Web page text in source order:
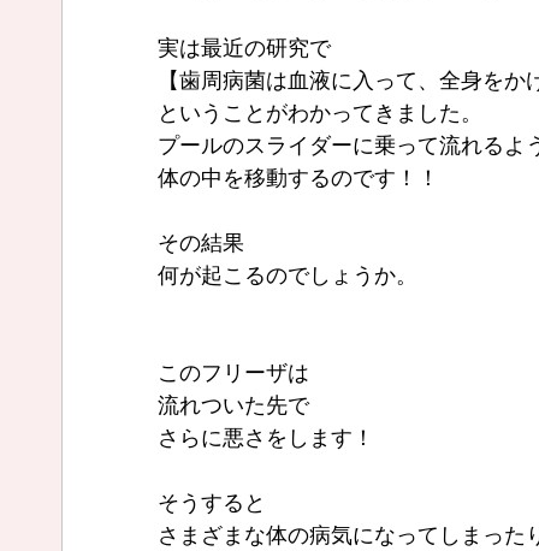
実は最近の研究で
【歯周病菌は血液に入って、全身をか
ということがわかってきました。
プールのスライダーに乗って流れるよ
体の中を移動するのです！！
その結果
何が起こるのでしょうか。
このフリーザは
流れついた先で
さらに悪さをします！
そうすると
さまざまな体の病気になってしまった